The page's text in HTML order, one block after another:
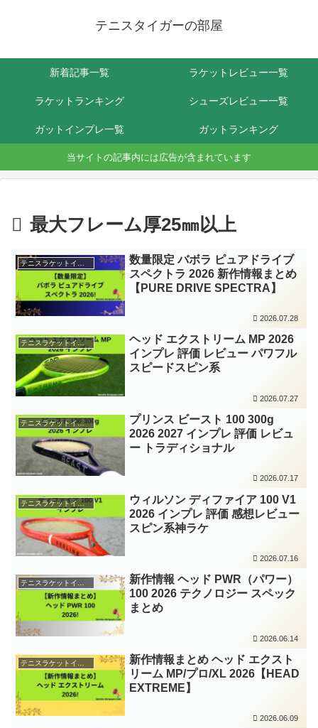
テニスタイガーの部屋
新着記事一覧 ラケットレビュー一覧
ラケットランキング シューズレビュー一覧
ガットインプレ一覧 ガットランキング
当サイトの記事内には広告が含まれています
最大フレーム厚25㎜以上
数量限定 バボラ ピュアドライブ
スペクトラ 2026 新作情報まとめ
【PURE DRIVE SPECTRA】
2026.07.28
テニスラケットインプレ
ヘッド エクストリーム MP 2026
インプレ 評価 レビュー パワフル
スピードスピン系
2026.07.27
テニスラケットインプレ
プリンス ビースト 100 300g
2026 2027 インプレ 評価 レビュ
ー トラディショナル
2026.07.17
テニスラケットインプレ
ウィルソン ディファイア 100 V1
2026 インプレ 評価 感想レビュー
スピン系神ラケ
2026.07.16
テニスラケットインプレ
新作情報 ヘッド PWR（パワー）
100 2026 テクノロジー スペック
まとめ
2026.06.14
新作情報まとめ ヘッド エクスト
リーム MP/プロ/XL 2026【HEAD
EXTREME】
2026.06.09